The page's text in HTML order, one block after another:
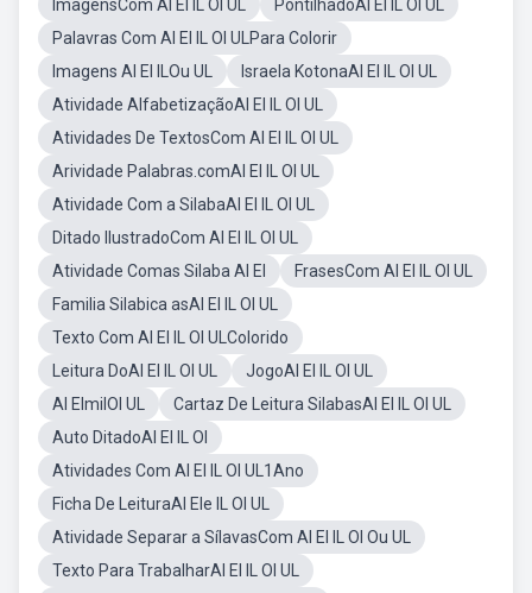
ImagensCom Al El IL Ol UL
PontilhadoAl El IL Ol UL
Palavras Com Al El IL Ol ULPara Colorir
Imagens Al El ILOu UL
Israela KotonaAl El IL Ol UL
Atividade AlfabetizaçãoAl El IL Ol UL
Atividades De TextosCom Al El IL Ol UL
Arividade Palabras.comAl El IL Ol UL
Atividade Com a SilabaAl El IL Ol UL
Ditado IlustradoCom Al El IL Ol UL
Atividade Comas Silaba Al El
FrasesCom Al El IL Ol UL
Familia Silabica asAl El IL Ol UL
Texto Com Al El IL Ol ULColorido
Leitura DoAl El IL Ol UL
JogoAl El IL Ol UL
Al ElmilOl UL
Cartaz De Leitura SilabasAl El IL Ol UL
Auto DitadoAl El IL Ol
Atividades Com Al El IL Ol UL1Ano
Ficha De LeituraAl Ele IL Ol UL
Atividade Separar a SílavasCom Al El IL Ol Ou UL
Texto Para TrabalharAl El IL Ol UL